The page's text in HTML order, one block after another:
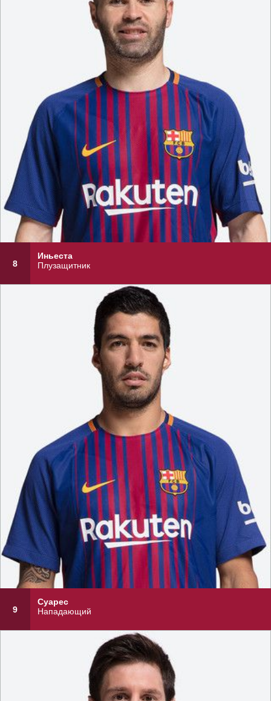
8
Иньеста
Плузащитник
9
Суарес
Нападающий